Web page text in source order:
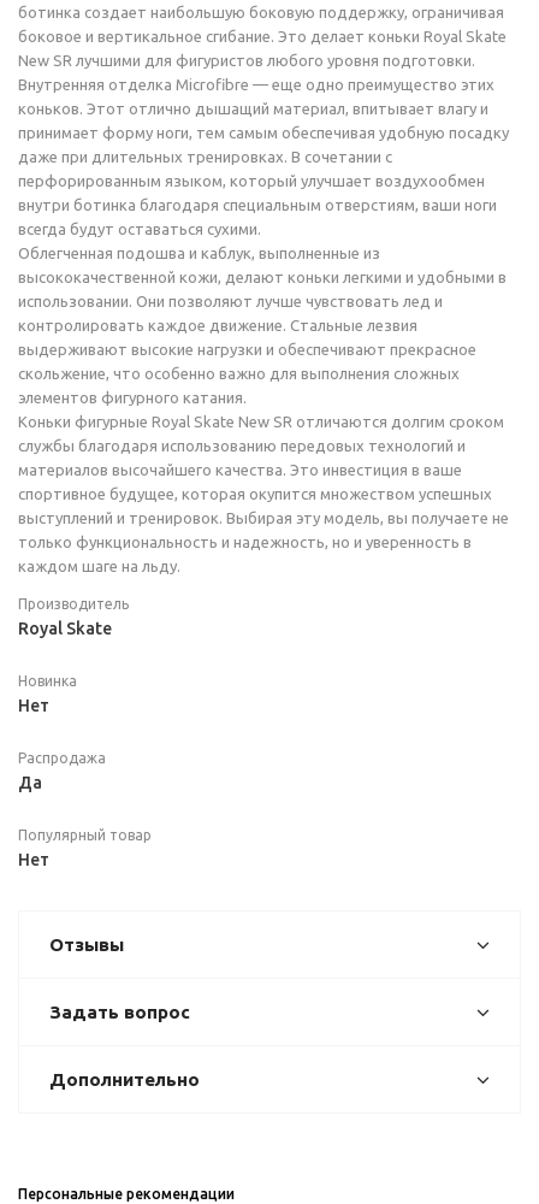
ботинка создает наибольшую боковую поддержку, ограничивая
боковое и вертикальное сгибание. Это делает коньки Royal Skate
New SR лучшими для фигуристов любого уровня подготовки.
Внутренняя отделка Microfibre — еще одно преимущество этих
коньков. Этот отлично дышащий материал, впитывает влагу и
принимает форму ноги, тем самым обеспечивая удобную посадку
даже при длительных тренировках. В сочетании с
перфорированным языком, который улучшает воздухообмен
внутри ботинка благодаря специальным отверстиям, ваши ноги
всегда будут оставаться сухими.
Облегченная подошва и каблук, выполненные из
высококачественной кожи, делают коньки легкими и удобными в
использовании. Они позволяют лучше чувствовать лед и
контролировать каждое движение. Стальные лезвия
выдерживают высокие нагрузки и обеспечивают прекрасное
скольжение, что особенно важно для выполнения сложных
элементов фигурного катания.
Коньки фигурные Royal Skate New SR отличаются долгим сроком
службы благодаря использованию передовых технологий и
материалов высочайшего качества. Это инвестиция в ваше
спортивное будущее, которая окупится множеством успешных
выступлений и тренировок. Выбирая эту модель, вы получаете не
только функциональность и надежность, но и уверенность в
каждом шаге на льду.
Производитель
Royal Skate
Новинка
Нет
Распродажа
Да
Популярный товар
Нет
Отзывы
Задать вопрос
Дополнительно
Персональные рекомендации